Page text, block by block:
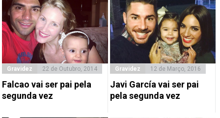
Gravidez 22 de Outubro, 2014
Falcao vai ser pai pela
segunda vez
Gravidez 12 de Março, 2016
Javi García vai ser pai
pela segunda vez